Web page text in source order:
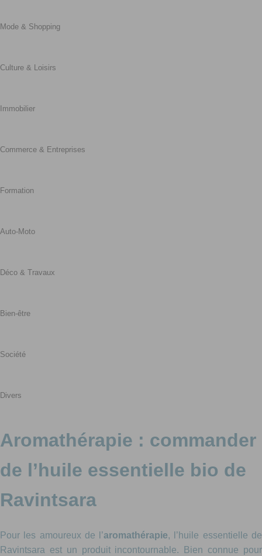
Mode & Shopping
Culture & Loisirs
Immobilier
Commerce & Entreprises
Formation
Auto-Moto
Déco & Travaux
Bien-être
Société
Divers
Aromathérapie : commander
de l’huile essentielle bio de
Ravintsara
Pour les amoureux de l’aromathérapie, l’huile essentielle de
Ravintsara est un produit incontournable. Bien connue pour